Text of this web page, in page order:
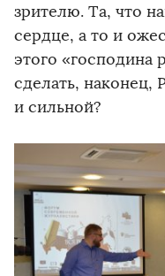
зрителю. Та, что
сердце, а то и
этого «господина
сделать, наконец,
и сильной?